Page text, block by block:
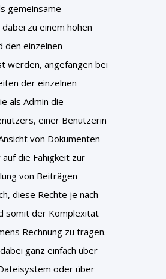
gemeinsame
zu einem hohen
den einzelnen
werden, angefangen bei
der einzelnen
als Admin die
einer Benutzerin
von Dokumenten
die Fähigkeit zur
von Beiträgen
diese Rechte je nach
somit der Komplexität
Rechnung zu tragen.
ganz einfach über
oder über